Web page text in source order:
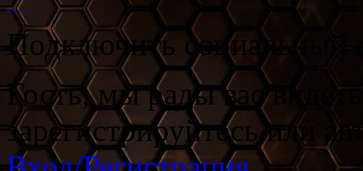
Подключить социальный
Гость, мы рады вас
зарегистрируйтесь или